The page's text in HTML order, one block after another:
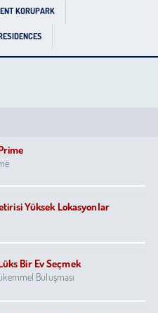
KORUPARK
Yüksek Lokasyonlar
Bir Ev Seçmek
Buluşması